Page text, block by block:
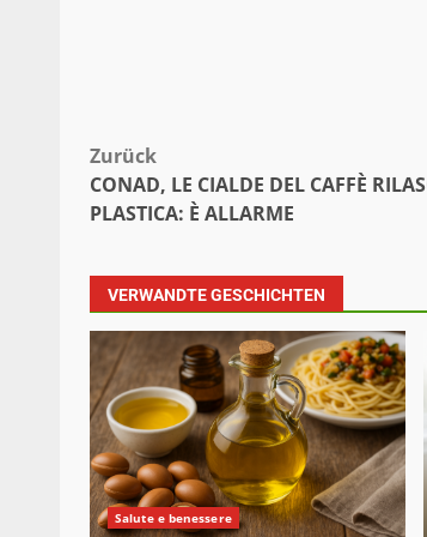
Beitragsnavigation
Zurück
CONAD, LE CIALDE DEL CAFFÈ
PLASTICA: È ALLARME
VERWANDTE GESCHICHTEN
Salute e benessere